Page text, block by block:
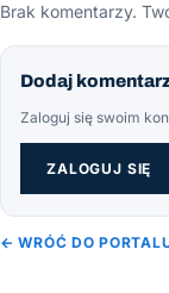
Brak komentarzy.
Dodaj
Zaloguj się swoim
ZALOGUJ SIĘ
← WRÓĆ DO